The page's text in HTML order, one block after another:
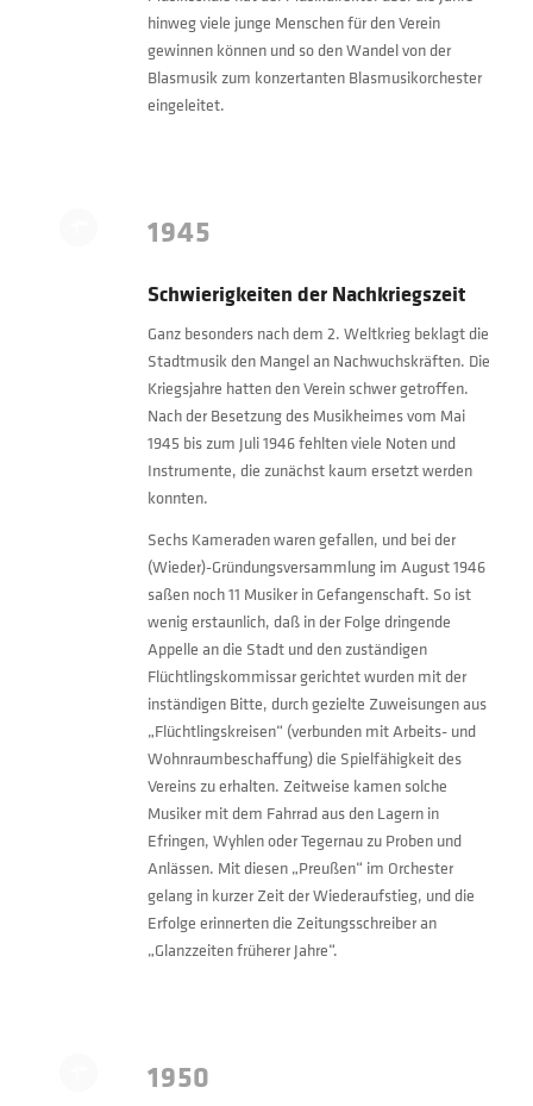
hinweg viele junge Menschen für den Verein
gewinnen können und so den Wandel von der
Blasmusik zum konzertanten Blasmusikorchester
eingeleitet.
1945
Schwierigkeiten der Nachkriegszeit
Ganz besonders nach dem 2. Weltkrieg beklagt die
Stadtmusik den Mangel an Nachwuchskräften. Die
Kriegsjahre hatten den Verein schwer getroffen.
Nach der Besetzung des Musikheimes vom Mai
1945 bis zum Juli 1946 fehlten viele Noten und
Instrumente, die zunächst kaum ersetzt werden
konnten.
Sechs Kameraden waren gefallen, und bei der
(Wieder)-Gründungsversammlung im August 1946
saßen noch 11 Musiker in Gefangenschaft. So ist
wenig erstaunlich, daß in der Folge dringende
Appelle an die Stadt und den zuständigen
Flüchtlingskommissar gerichtet wurden mit der
inständigen Bitte, durch gezielte Zuweisungen aus
„Flüchtlingskreisen“ (verbunden mit Arbeits- und
Wohnraumbeschaffung) die Spielfähigkeit des
Vereins zu erhalten. Zeitweise kamen solche
Musiker mit dem Fahrrad aus den Lagern in
Efringen, Wyhlen oder Tegernau zu Proben und
Anlässen. Mit diesen „Preußen“ im Orchester
gelang in kurzer Zeit der Wiederaufstieg, und die
Erfolge erinnerten die Zeitungsschreiber an
„Glanzzeiten früherer Jahre“.
1950